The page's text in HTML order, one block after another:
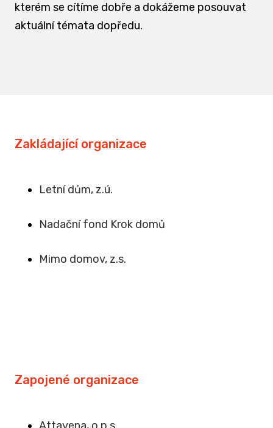
kterém se cítíme dobře a dokážeme posouvat
aktuální témata dopředu.
Zakládající organizace
Letní dům, z.ú.
Nadační fond Krok domů
Mimo domov, z.s.
Zapojené organizace